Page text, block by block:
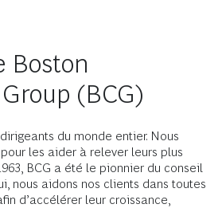
Boston
(BCG)
du monde entier. Nous
les aider à relever leurs plus
BCG a été le pionnier du conseil
nous aidons nos clients dans toutes
d’accélérer leur croissance,